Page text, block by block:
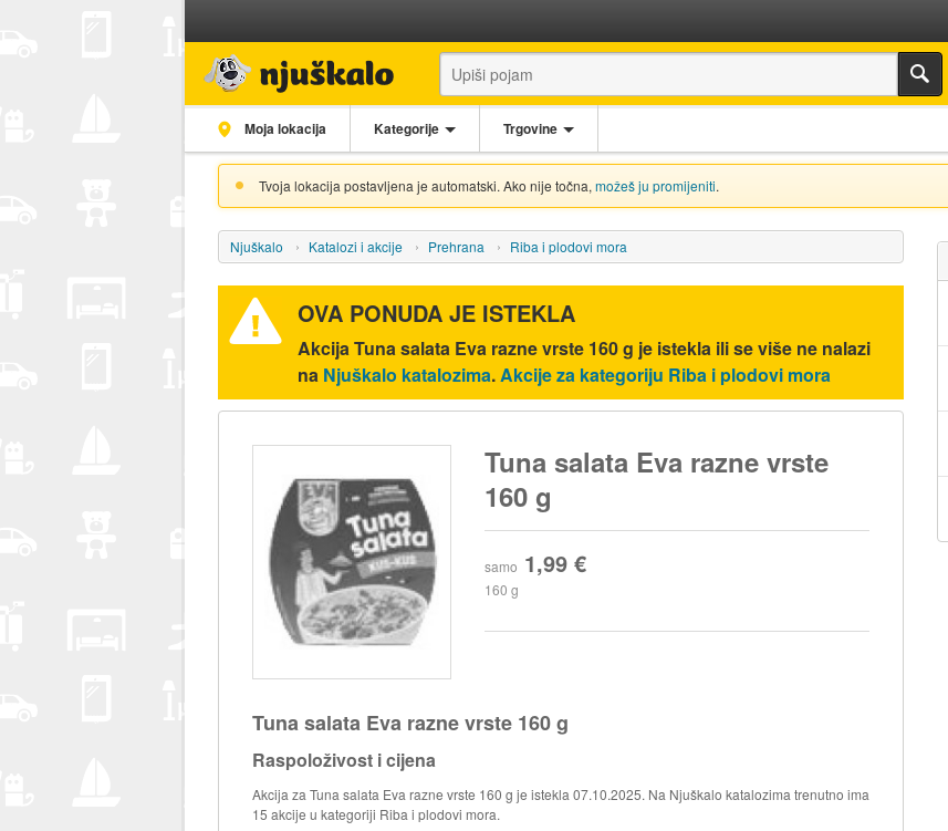
Moja lokacija Kategorije Trgovine
Tvoja lokacija postavljena je automatski. Ako nije točna, možeš ju promijeniti.
Njuškalo Katalozi i akcije Prehrana Riba i plodovi mora
OVA PONUDA JE ISTEKLA
AkcijaTuna salata Eva razne vrste 160 g je istekla ili se više ne nalazi
na Njuškalo katalozima.Akcije za kategoriju Riba i plodovi mora
Tuna salata Eva razne vrste
160 g
samo 1,99 €
160 g
Tuna salata Eva razne vrste 160 g
Raspoloživost i cijena
Akcija za Tuna salata Eva razne vrste 160 g je istekla 07.10.2025. Na Njuškalo katalozima trenutno ima
15 akcije u kategoriji Riba i plodovi mora.